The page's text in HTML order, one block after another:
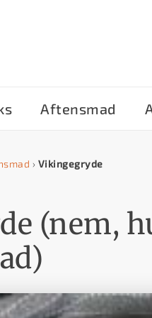
Aftensmad
› Vikingegryde
(nem,